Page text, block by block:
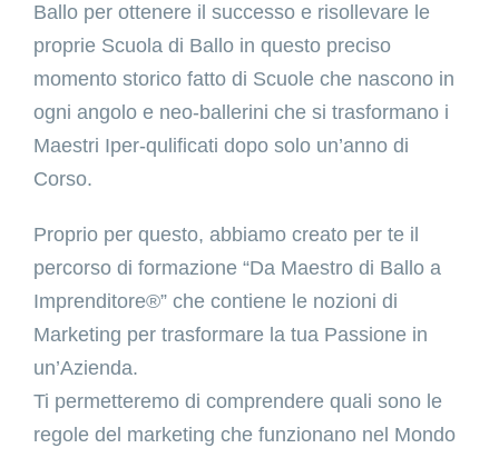
Ballo per ottenere il successo e risollevare le
proprie Scuola di Ballo in questo preciso
momento storico fatto di Scuole che nascono in
ogni angolo e neo-ballerini che si trasformano i
Maestri Iper-qulificati dopo solo un’anno di
Corso.
Proprio per questo, abbiamo creato per te il
percorso di formazione “Da Maestro di Ballo a
Imprenditore®” che contiene le nozioni di
Marketing per trasformare la tua Passione in
un’Azienda.
Ti permetteremo di comprendere quali sono le
regole del marketing che funzionano nel Mondo